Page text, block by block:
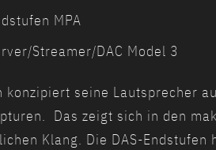
MPA
Streamer/DAC Model 3
konzipiert seine Lautsprecher
Das zeigt sich in den
Klang. Die DAS-